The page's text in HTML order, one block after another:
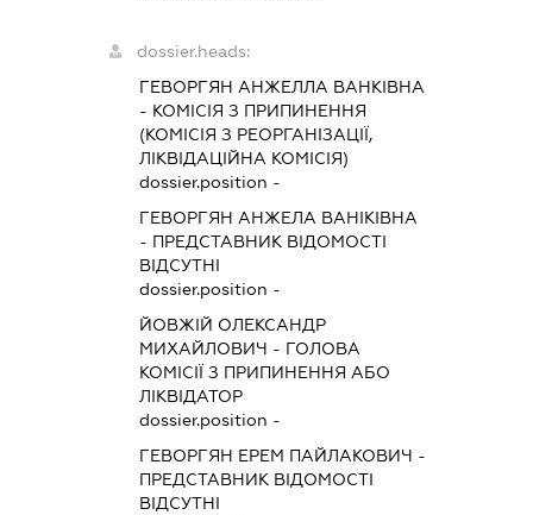
dossier.heads:
ГЕВОРГЯН АНЖЕЛЛА ВАНКІВНА
- КОМІСІЯ З ПРИПИНЕННЯ
(КОМІСІЯ З РЕОРГАНІЗАЦІЇ,
ЛІКВІДАЦІЙНА КОМІСІЯ)
dossier.position -
ГЕВОРГЯН АНЖЕЛА ВАНІКІВНА
- ПРЕДСТАВНИК ВІДОМОСТІ
ВІДСУТНІ
dossier.position -
ЙОВЖІЙ ОЛЕКСАНДР
МИХАЙЛОВИЧ - ГОЛОВА
КОМІСІЇ З ПРИПИНЕННЯ АБО
ЛІКВІДАТОР
dossier.position -
ГЕВОРГЯН ЕРЕМ ПАЙЛАКОВИЧ -
ПРЕДСТАВНИК ВІДОМОСТІ
ВІДСУТНІ